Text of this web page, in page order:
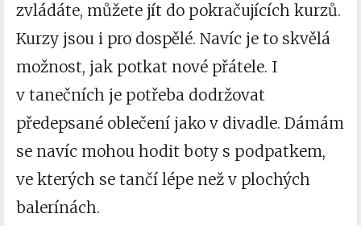
zvládáte, můžete jít do pokračujících kurzů.
Kurzy jsou i pro dospělé. Navíc je to skvělá
možnost, jak potkat nové přátele. I
v tanečních je potřeba dodržovat
předepsané oblečení jako v divadle. Dámám
se navíc mohou hodit boty s podpatkem,
ve kterých se tančí lépe než v plochých
balerínách.